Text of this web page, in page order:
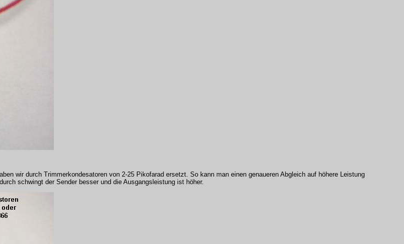
wir durch Trimmerkondesatoren von 2-25 Pikofarad ersetzt. So kann man einen genaueren Abgleich auf höhere Leistung
schwingt der Sender besser und die Ausgangsleistung ist höher.